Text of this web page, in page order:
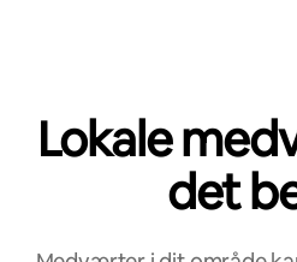
Lokale
det